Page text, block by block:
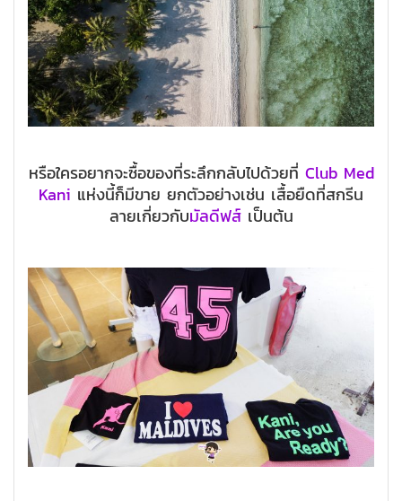
หรือใครอยากจะซื้อของที่ระลึกกลับไปด้วยที่ Club Med
Kani แห่งนี้ก็มีขาย ยกตัวอย่างเช่น เสื้อยืดที่สกรีน
ลายเกี่ยวกับมัลดีฟส์เป็นต้น